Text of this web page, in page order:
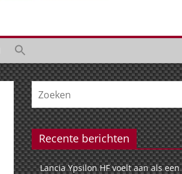
Recente berichten
Lancia Ypsilon HF voelt aan als een